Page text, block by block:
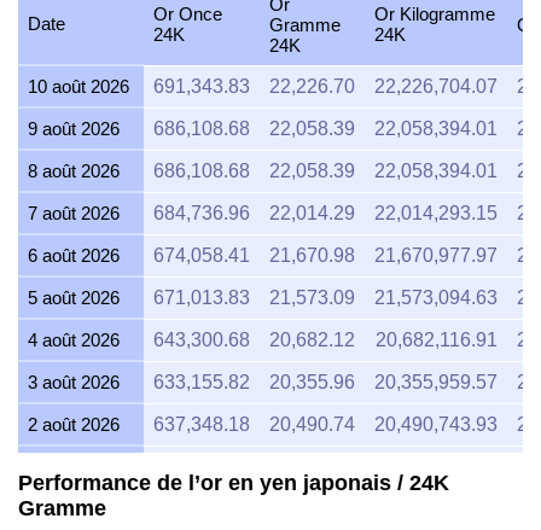
Date
Or Once
24K
Or
Gramme
24K
Or Kilogramme
24K
Or
10 août 2026 691,343.83 22,226.70 22,226,704.07
9 août 2026 686,108.68 22,058.39 22,058,394.01
8 août 2026 686,108.68 22,058.39 22,058,394.01
7 août 2026 684,736.96 22,014.29 22,014,293.15
6 août 2026 674,058.41 21,670.98 21,670,977.97
5 août 2026 671,013.83 21,573.09 21,573,094.63
4 août 2026 643,300.68 20,682.12 20,682,116.91
3 août 2026 633,155.82 20,355.96 20,355,959.57
2 août 2026 637,348.18 20,490.74 20,490,743.93
31 juillet 2026
Performance de l’or en yen japonais / 24K
Gramme